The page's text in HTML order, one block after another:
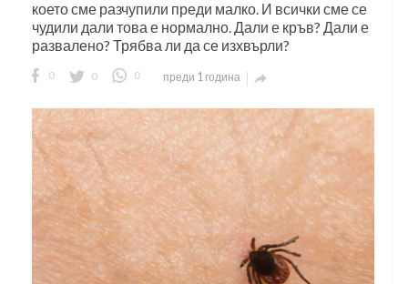
което сме разчупили преди малко. И всички сме се
чудили дали това е нормално. Дали е кръв? Дали е
развалено? Трябва ли да се изхвърли?
0 0 0 преди 1 година 